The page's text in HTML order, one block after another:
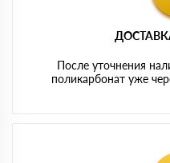
После уточнения
поликарбонат уже